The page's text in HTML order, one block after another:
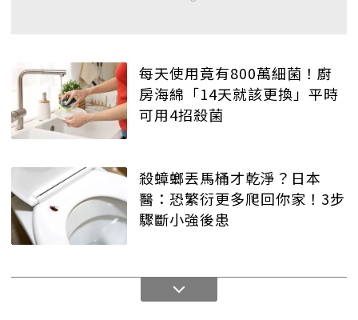
每天使用竟有800萬細菌！廚
房海綿「14天就該更換」平時
可用4招殺菌
殺蟑螂丟馬桶才乾淨？日本
醫：恐繁衍更多爬回你家！3步
驟斷小強後患